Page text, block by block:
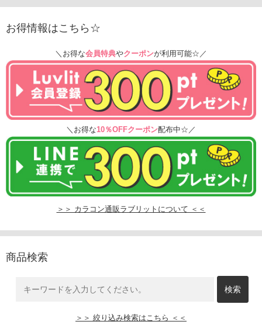
お得情報はこちら☆
＼お得な会員特典やクーポンが利用可能☆／
＼お得な10％OFFクーポン配布中☆／
＞＞ カラコン通販ラブリットについて ＜＜
商品検索
＞＞ 絞り込み検索はこちら ＜＜